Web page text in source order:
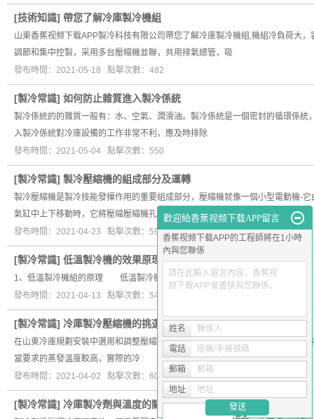
[技術知識] 帶您了解冷庫製冷機組
山東香蕉视频下载APP製冷科技有限公司帶您了解冷庫製冷機組,機組冷負荷大
調節和集中控製，采用多台壓縮機並聯，共用排氣總管，吸
發布時間：2021-05-18 點擊次數：482
[製冷常識] 如何防止雜質進入製冷係統
製冷係統的的雜質一般有：水、空氣、潤滑油。製冷係統是一個密封的循環係
入製冷係統對冷庫設備的工作非常不利，應及時排除
發布時間：2021-05-04 點擊次數：550
[製冷常識] 製冷壓縮機的組成部分及運轉
製冷壓縮機是製冷技能發揮作用的重要組成部分，壓縮機就像一個小型電動機-
氣缸中上下移動時，它將壓縮壓縮機孔中的任
發布時間：2021-04-23 點擊次數：592
[製冷常識] 低溫製冷機的效果原理及其應用
1、低溫製冷機組的原理 低溫製冷機因其關鍵部件，機組由蒸發器出來的狀態
發布時間：2021-04-13 點擊次數：541
[製冷常識] 冷庫製冷壓縮機的挑選
在山東冷庫規劃安裝中選用和調整壓縮機時，應按照以下關鍵進行： 1.根據
當要求的蒸發溫度較高，實際的冷
發布時間：2021-04-02 點擊次數：601
[製冷常識] 冷庫製冷劑與溫度的關係
歡迎給香蕉视频下载APP留言
香蕉视频下载APP的工程師將在1小時
內與您聯係
請在此輸入留言內容，香蕉视
频下载APP會盡快與您聯係。
姓名 聯係人
電話 座機/手機號碼
郵箱 郵箱
地址 地址